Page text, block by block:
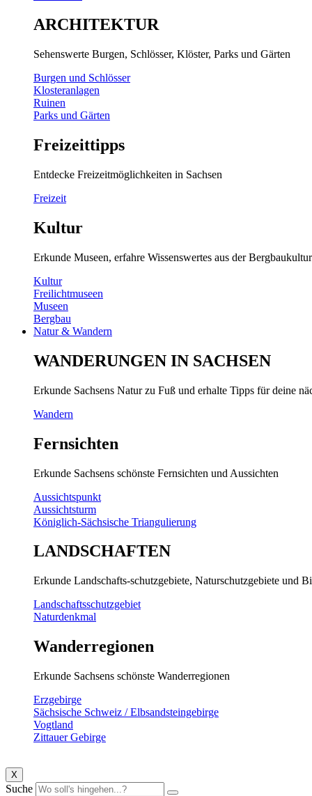
ARCHITEKTUR
Sehenswerte Burgen, Schlösser, Klöster, Parks und Gärten
Burgen und Schlösser
Klosteranlagen
Ruinen
Parks und Gärten
Freizeittipps
Entdecke Freizeitmöglichkeiten in Sachsen
Freizeit
Kultur
Erkunde Museen, erfahre Wissenswertes aus der
Kultur
Freilichtmuseen
Museen
Bergbau
Natur & Wandern
WANDERUNGEN IN SACHSEN
Erkunde Sachsens Natur zu Fuß und erhalte Tipps für deine
Wandern
Fernsichten
Erkunde Sachsens schönste Fernsichten und Aussichten
Aussichtspunkt
Aussichtsturm
Königlich-Sächsische Triangulierung
LANDSCHAFTEN
Erkunde Landschafts-schutzgebiete, Naturschutzgebiete und
Landschaftsschutzgebiet
Naturdenkmal
Wanderregionen
Erkunde Sachsens schönste Wanderregionen
Erzgebirge
Sächsische Schweiz / Elbsandsteingebirge
Vogtland
Zittauer Gebirge
X
Suche